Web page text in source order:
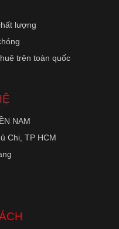
lượng
trên toàn quốc
NAM
Chi, TP HCM